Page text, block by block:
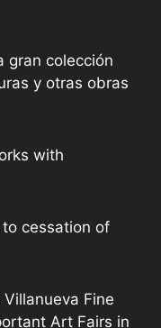
gran colección
y otras obras
with
cessation of
Fine
Art Fairs in